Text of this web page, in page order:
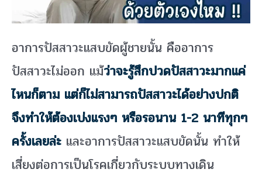
อาการปัสสาวะแสบขัดผู้ชายนั้น คืออาการ
ปัสสาวะไม่ออก แม้ว่าจะรู้สึกปวดปัสสาวะมากแค่
ไหนก็ตาม แต่ก็ไม่สามารถปัสสาวะได้อย่างปกติ
จึงทำให้ต้องเบ่งแรงๆ หรือรอนาน 1-2 นาทีทุกๆ
ครั้งเลยล่ะ และอาการปัสสาวะแสบขัดนั้น ทำให้
เสี่ยงต่อการเป็นโรคเกี่ยวกับระบบทางเดิน